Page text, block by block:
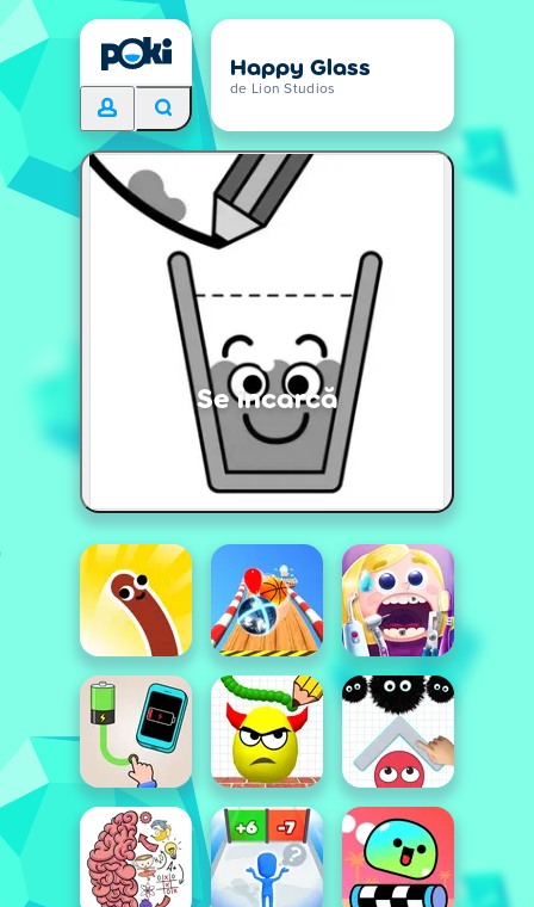
Happy Glass
de Lion Studios
Se încarcă